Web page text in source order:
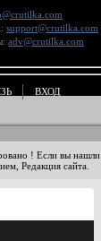
support@crutilka.com
adv@crutilka.com
ВХОД
! Если вы
Редакция сайта.